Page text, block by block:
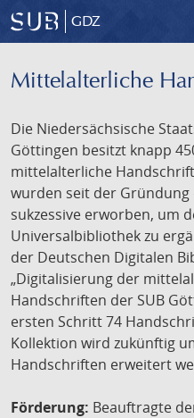
GDZ
Mittelalterliche
Die Niedersächsische
Göttingen besitzt knapp
mittelalterliche
wurden seit der Gründung
sukzessive erworben, um
Universalbibliothek zu
der Deutschen Digitalen
„Digitalisierung der
Handschriften der SUB
ersten Schritt 74
Kollektion wird zukünftig
Handschriften erweitert
Förderung: Beauftragte